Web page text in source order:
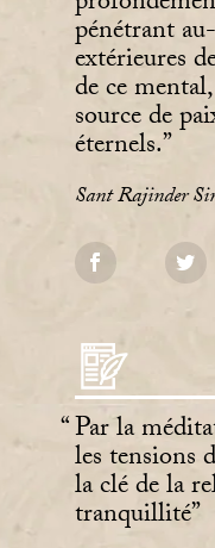
pénétrant
extérieures
de ce
source de
éternels.
Sant Rajinder
Par la
les tensions
la clé de la
tranquillité